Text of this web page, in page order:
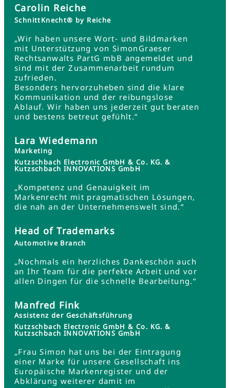
Carolin Reiche
SchnittKnecht® by Reiche
„Wir haben unsere Wort- und Bildmarken
mit Unterstützung von SimonGraeser
Rechtsanwalts PartG mbB angemeldet und
sind mit der Zusammenarbeit rundum
zufrieden.
Besonders hervorzuheben sind die klare
Kommunikation und der reibungslose
Ablauf. Wir haben uns jederzeit gut beraten
und bestens betreut gefühlt.“
Lara Wiedemann
Marketing
Kutzschbach Electronic GmbH & Co. KG. &
Kutzschbach INNOVATIONS GmbH
„Kompetenz und Genauigkeit im
Markenrecht mit pragmatischen Lösungen,
die nah an der Unternehmenswelt sind.“
Head of Trademarks
Automotive Branch
„Nochmals ein herzliches Dankeschön auch
an Ihr Team für die perfekte Arbeit und vor
allen Dingen für die schnelle Bearbeitung.“
Manfred Fink
Assistenz der Geschäftsführung
Kutzschbach Electronic GmbH & Co. KG. &
Kutzschbach INNOVATIONS GmbH
„Frau Simon hat uns bei der Eintragung
einer Marke für unsere Gesellschaft ins
Europäische Markenregister und der
Abklärung weiterer damit im